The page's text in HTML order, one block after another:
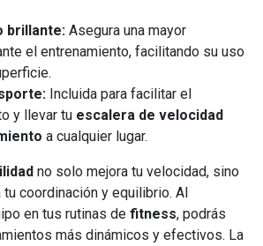
brillante: Asegura una mayor
el entrenamiento, facilitando su uso
Incluida para facilitar el
y llevar tu escalera de velocidad
a cualquier lugar.
no solo mejora tu velocidad, sino
tu coordinación y equilibrio. Al
en tus rutinas de fitness, podrás
más dinámicos y efectivos. La